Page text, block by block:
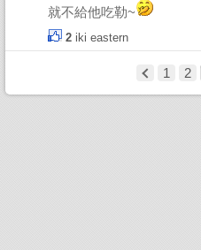
就不給他吃勒~
2 iki eastern
1 2